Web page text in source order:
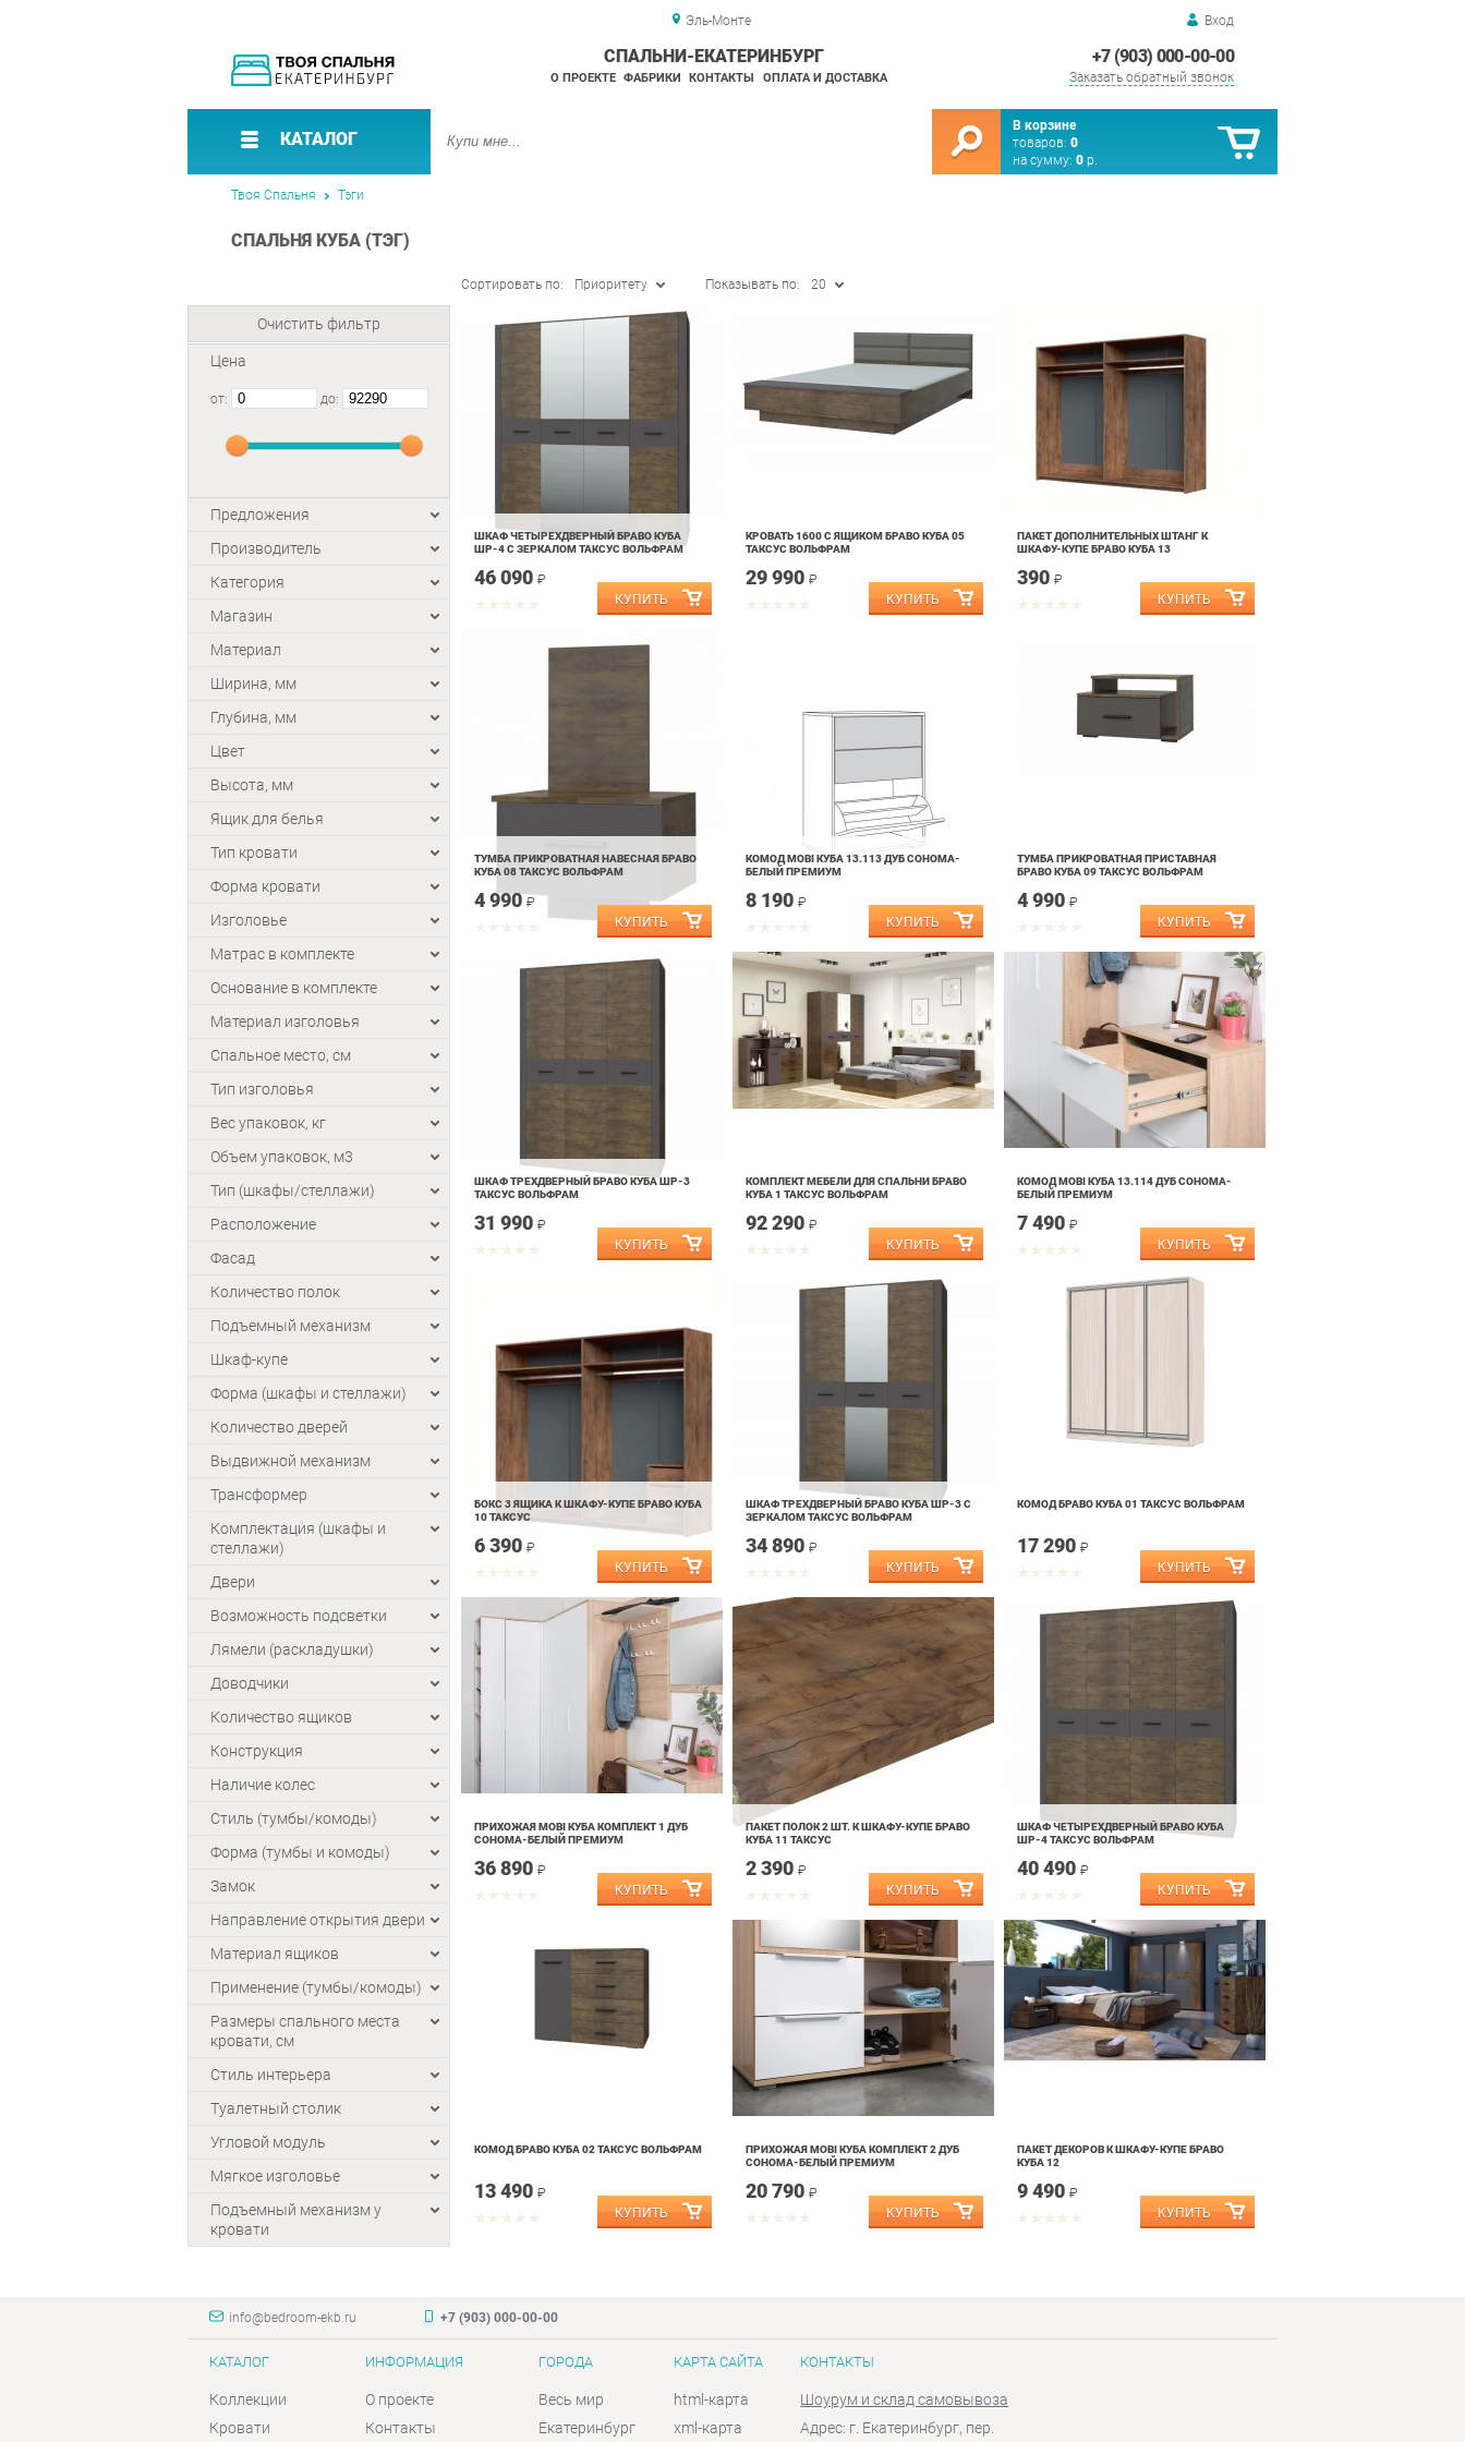
Эль-Монте Вход
+7 (903) 000-00-00
Заказать обратный звонок
СПАЛЬНИ-ЕКАТЕРИНБУРГ
О ПРОЕКТЕ ФАБРИКИ КОНТАКТЫ ОПЛАТА И ДОСТАВКА
КАТАЛОГ
В корзине
товаров: 0
на сумму: 0 р.
Твоя Спальня Тэги
СПАЛЬНЯ КУБА (ТЭГ)
Очистить фильтр
Цена
от: до:
Предложения
Производитель
Категория
Магазин
Материал
Ширина, мм
Глубина, мм
Цвет
Высота, мм
Ящик для белья
Тип кровати
Форма кровати
Изголовье
Матрас в комплекте
Основание в комплекте
Материал изголовья
Спальное место, см
Тип изголовья
Вес упаковок, кг
Объем упаковок, м3
Тип (шкафы/стеллажи)
Расположение
Фасад
Количество полок
Подъемный механизм
Шкаф-купе
Форма (шкафы и стеллажи)
Количество дверей
Выдвижной механизм
Трансформер
Комплектация (шкафы и
стеллажи)
Двери
Возможность подсветки
Лямели (раскладушки)
Доводчики
Количество ящиков
Конструкция
Наличие колес
Стиль (тумбы/комоды)
Форма (тумбы и комоды)
Замок
Направление открытия двери
Материал ящиков
Применение (тумбы/комоды)
Размеры спального места
кровати, см
Стиль интерьера
Туалетный столик
Угловой модуль
Мягкое изголовье
Подъемный механизм у
кровати
Сортировать по: Приоритету Показывать по: 20
ШКАФ ЧЕТЫРЕХДВЕРНЫЙ БРАВО КУБА
ШР-4 С ЗЕРКАЛОМ ТАКСУС ВОЛЬФРАМ
46 090 ₽
КРОВАТЬ 1600 С ЯЩИКОМ БРАВО КУБА 05
ТАКСУС ВОЛЬФРАМ
29 990 ₽
ПАКЕТ ДОПОЛНИТЕЛЬНЫХ ШТАНГ К
ШКАФУ-КУПЕ БРАВО КУБА 13
390 ₽
ТУМБА ПРИКРОВАТНАЯ НАВЕСНАЯ БРАВО
КУБА 08 ТАКСУС ВОЛЬФРАМ
4 990₽
КОМОД MOBI КУБА 13.113 ДУБ СОНОМА-
БЕЛЫЙ ПРЕМИУМ
8 190 ₽
ТУМБА ПРИКРОВАТНАЯ ПРИСТАВНАЯ
БРАВО КУБА 09 ТАКСУС ВОЛЬФРАМ
4 990 ₽
ШКАФ ТРЕХДВЕРНЫЙ БРАВО КУБА ШР-3
ТАКСУС ВОЛЬФРАМ
31 990 ₽
КОМПЛЕКТ МЕБЕЛИ ДЛЯ СПАЛЬНИ БРАВО
КУБА 1 ТАКСУС ВОЛЬФРАМ
92 290 ₽
КОМОД MOBI КУБА 13.114 ДУБ СОНОМА-
БЕЛЫЙ ПРЕМИУМ
7 490 ₽
БОКС 3 ЯЩИКА К ШКАФУ-КУПЕ БРАВО КУБА
10 ТАКСУС
6 390 ₽
ШКАФ ТРЕХДВЕРНЫЙ БРАВО КУБА ШР-3 С
ЗЕРКАЛОМ ТАКСУС ВОЛЬФРАМ
34 890 ₽
КОМОД БРАВО КУБА 01 ТАКСУС ВОЛЬФРАМ
17 290 ₽
ПРИХОЖАЯ MOBI КУБА КОМПЛЕКТ 1 ДУБ
СОНОМА-БЕЛЫЙ ПРЕМИУМ
36 890 ₽
ПАКЕТ ПОЛОК 2 ШТ. К ШКАФУ-КУПЕ БРАВО
КУБА 11 ТАКСУС
2 390 ₽
ШКАФ ЧЕТЫРЕХДВЕРНЫЙ БРАВО КУБА
ШР-4 ТАКСУС ВОЛЬФРАМ
40 490 ₽
КОМОД БРАВО КУБА 02 ТАКСУС ВОЛЬФРАМ
13 490 ₽
ПРИХОЖАЯ MOBI КУБА КОМПЛЕКТ 2 ДУБ
СОНОМА-БЕЛЫЙ ПРЕМИУМ
20 790 ₽
ПАКЕТ ДЕКОРОВ К ШКАФУ-КУПЕ БРАВО
КУБА 12
9 490 ₽
info@bedroom-ekb.ru +7 (903) 000-00-00
КАТАЛОГ
Коллекции
Кровати
ИНФОРМАЦИЯ
О проекте
Контакты
ГОРОДА
Весь мир
Екатеринбург
КАРТА САЙТА
html-карта
xml-карта
КОНТАКТЫ
Шоурум и склад самовывоза
Адрес: г. Екатеринбург, пер.